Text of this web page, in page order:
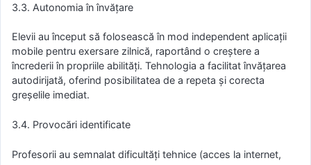
3.3. Autonomia în învățare
Elevii au început să folosească în mod independent aplicații
mobile pentru exersare zilnică, raportând o creștere a
încrederii în propriile abilități. Tehnologia a facilitat învățarea
autodirijată, oferind posibilitatea de a repeta și corecta
greșelile imediat.
3.4. Provocări identificate
Profesorii au semnalat dificultăți tehnice (acces la internet,